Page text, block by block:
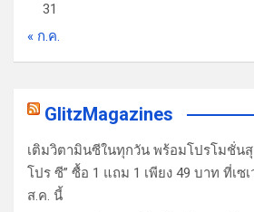
31
« ก.ค.
GlitzMagazines
เติมวิตามินซีในทุกวัน พร้อมโปรโมชั่น
โปร ซี” ซื้อ 1 แถม 1 เพียง 49 บาท ที่เซเ
ส.ค. นี้